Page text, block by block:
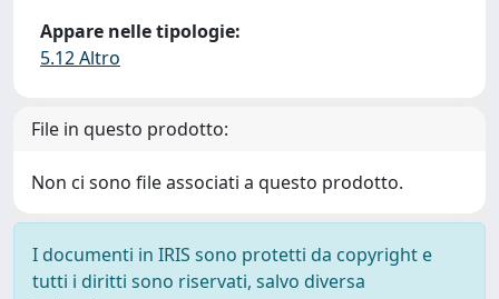
Appare nelle tipologie:
5.12 Altro
File in questo prodotto:
Non ci sono file associati a questo prodotto.
I documenti in IRIS sono protetti da copyright e
tutti i diritti sono riservati, salvo diversa